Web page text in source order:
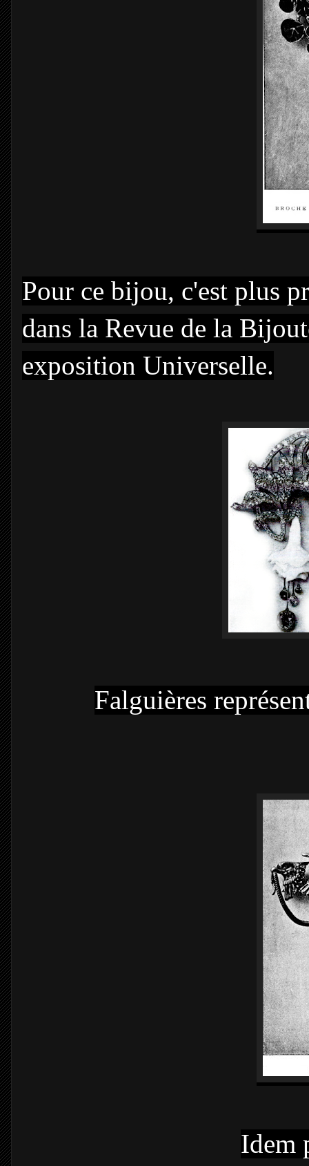
Pour ce bijou, c'est plus
dans la Revue de la
exposition Universelle.
Falguières
Idem